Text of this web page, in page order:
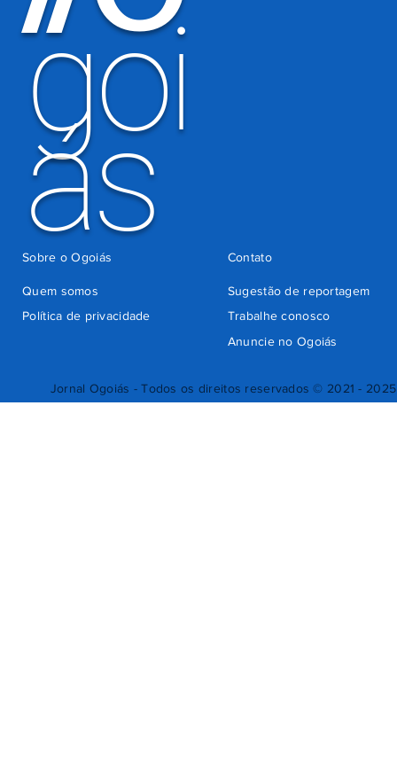
Detran-GO
Jornal Ogoiás - Todos os direitos reservados © 2021 - 2025
goi
ás
Quem somos
Sugestão de reportagem
Trabalhe conosco
Política de privacidade
Anuncie no Ogoiás
Contato
Sobre o Ogoiás